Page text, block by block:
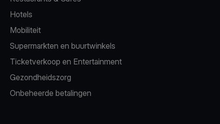
Hotels
Mobiliteit
Supermarkten en buurtwinkels
Ticketverkoop en Entertainment
Gezondheidszorg
Onbeheerde betalingen